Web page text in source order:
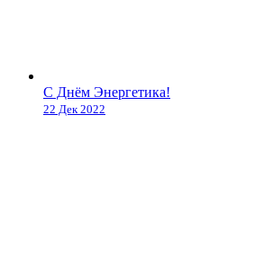
С Днём Энергетика!
22 Дек 2022